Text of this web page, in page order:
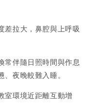
差拉大，鼻腔與上呼吸
常伴隨日照時間與作息
夜晚較難入睡。
室環境近距離互動增